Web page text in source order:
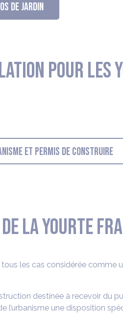
DE JARDIN
pour les
ET PERMIS DE CONSTRUIRE
LA YOURTE
les cas considérée comme
destinée à recevoir du
l’urbanisme une disposition